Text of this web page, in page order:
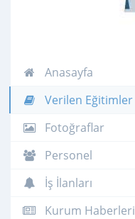
Anasayfa
Verilen Eğitimler
Fotoğraflar
Personel
İş İlanları
Kurum Haberleri